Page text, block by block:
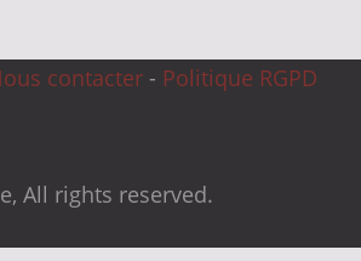
contacter - Politique RGPD
All rights reserved.